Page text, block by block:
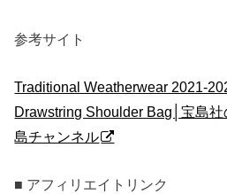
参考サイト
Traditional Weatherwear 2021-
Drawstring Shoulder Bag│宝島
島チャンネル
■ アフィリエイトリンク